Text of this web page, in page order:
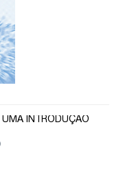
INTRODUÇÃO